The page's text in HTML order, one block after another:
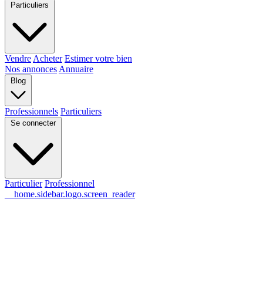
Particuliers
Vendre Acheter Estimer votre bien
Nos annonces Annuaire
Blog
Professionnels Particuliers
Se connecter
Particulier Professionnel
__home.sidebar.logo.screen_reader